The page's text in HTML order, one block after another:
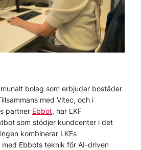
bolag som erbjuder bostäder
med Vitec, och i
partner Ebbot, har LKF
som stödjer kundcenter i det
kombinerar LKFs
Ebbots teknik för AI-driven